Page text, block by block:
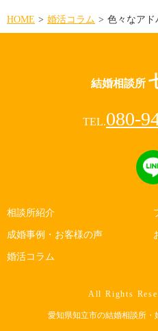
HOME 婚活コラム 色々なアド
結婚相談所
TEL.080-
相談所紹介
成婚事例・お客様の声
婚活コラム
All Rights
愛知県知立市の結婚相談所・